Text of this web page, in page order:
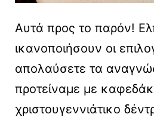
Αυτά προς το παρόν!
ικανοποιήσουν οι
απολαύσετε τα
προτείναμε με
χριστουγεννιάτικο